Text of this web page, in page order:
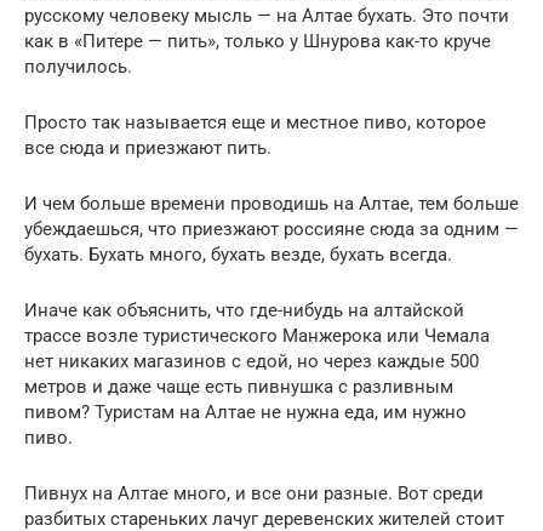
русскому человеку мысль — на Алтае бухать. Это почти
как в «Питере — пить», только у Шнурова как-то круче
получилось.
Просто так называется еще и местное пиво, которое
все сюда и приезжают пить.
И чем больше времени проводишь на Алтае, тем больше
убеждаешься, что приезжают россияне сюда за одним —
бухать. Бухать много, бухать везде, бухать всегда.
Иначе как объяснить, что где-нибудь на алтайской
трассе возле туристического Манжерока или Чемала
нет никаких магазинов с едой, но через каждые 500
метров и даже чаще есть пивнушка с разливным
пивом? Туристам на Алтае не нужна еда, им нужно
пиво.
Пивнух на Алтае много, и все они разные. Вот среди
разбитых стареньких лачуг деревенских жителей стоит